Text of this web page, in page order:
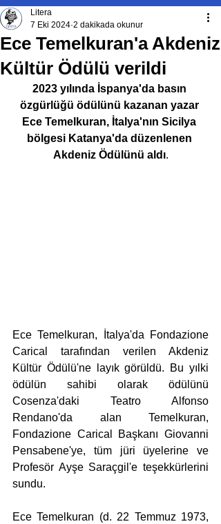
Ece Temelkuran'a Akdeniz
Kültür Ödülü verildi
Litera
7 Eki 2024 2 dakikada okunur
2023 yılında İspanya'da basın
özgürlüğü ödülünü kazanan yazar
Ece Temelkuran, İtalya'nın Sicilya
bölgesi Katanya'da düzenlenen
Akdeniz Ödülünü aldı.
Ece Temelkuran, İtalya'da Fondazione
Carical tarafından verilen Akdeniz
Kültür Ödülü'ne layık görüldü. Bu yılki
ödülün sahibi olarak ödülünü
Cosenza'daki Teatro Alfonso
Rendano'da alan Temelkuran,
Fondazione Carical Başkanı Giovanni
Pensabene'ye, tüm jüri üyelerine ve
Profesör Ayşe Saraçgil'e teşekkürlerini
sundu.
Ece Temelkuran (d. 22 Temmuz 1973,